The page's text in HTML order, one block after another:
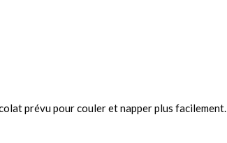
prévu pour couler et napper plus facilement.